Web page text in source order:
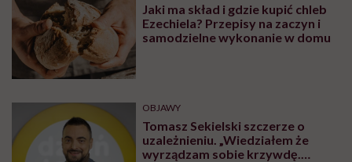
Jaki ma skład i gdzie kupić chleb
Ezechiela? Przepisy na zaczyn i
samodzielne wykonanie w domu
OBJAWY
Tomasz Sekielski szczerze o
uzależnieniu. „Wiedziałem że
wyrządzam sobie krzywdę.